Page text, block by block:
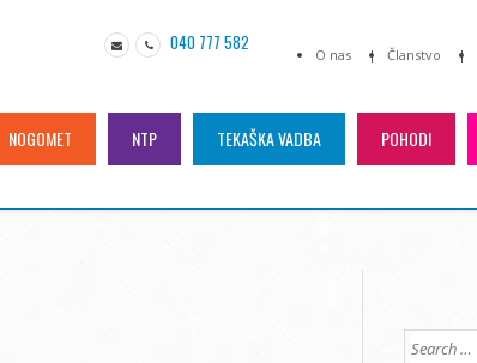
O nas Članstvo
040 777 582
NOGOMET NTP TEKAŠKA VADBA POHODI